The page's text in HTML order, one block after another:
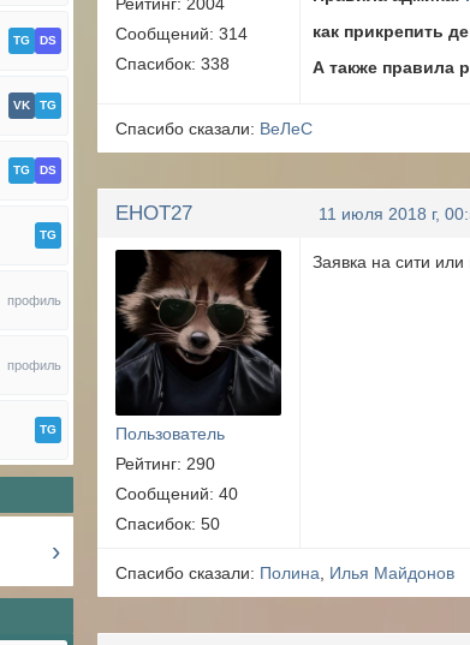
TG DS
VK TG
TG DS
TG
профиль
профиль
TG
›
Сообщений: 314
Спасибок: 338
как прикрепить
А также правила
Спасибо сказали: ВеЛеС
EHOT27 11 июля 2018 г,
Пользователь
Рейтинг: 290
Сообщений: 40
Спасибок: 50
Заявка на сити
Спасибо сказали: Полина Илья Майдонов